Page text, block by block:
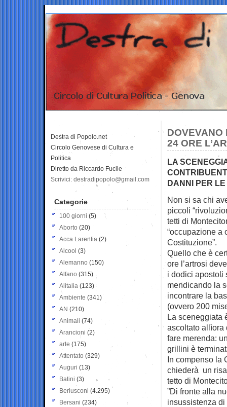
DOVEVANO
24 ORE
LA
DANNI PER
Non si sa chi
piccoli
tetti di
“occupazione a
Costituzione”.
Quello che è
ore l’artrosi
i dodici apostoli
mendicando la
incontrare la
(ovvero 200
La sceneggiata
ascoltato allìora
fare merenda:
grillini è
In compenso la
chiederà un
tetto di
”Di fronte alla
insussistenza
Destra di Popolo.net
Circolo Genovese di Cultura e
Politica
Diretto da Riccardo Fucile
Scrivici: destradipopolo@gmail.com
Categorie
100 giorni (5)
Aborto (20)
Acca Larentia (2)
Alcool (3)
Alemanno (150)
Alfano (315)
Alitalia (123)
Ambiente (341)
AN (210)
Animali (74)
Arancioni (2)
arte (175)
Attentato (329)
Auguri (13)
Batini (3)
Berlusconi (4.295)
Bersani (234)